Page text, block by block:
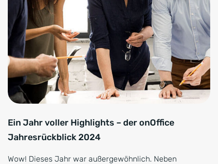
Ein Jahr voller Highlights – der onOffice
Jahresrückblick 2024
Wow! Dieses Jahr war außergewöhnlich. Neben